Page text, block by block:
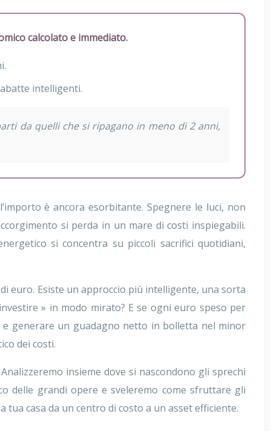
calcolato e immediato.
intelligenti.
da quelli che si ripagano in meno di 2 anni,
è ancora esorbitante. Spegnere le luci, non
si perda in un mare di costi inspiegabili.
si concentra su piccoli sacrifici quotidiani,
euro. Esiste un approccio più intelligente, una sorta
» in modo mirato? E se ogni euro speso per
generare un guadagno netto in bolletta nel minor
dei costi.
insieme dove si nascondono gli sprechi
delle grandi opere e sveleremo come sfruttare gli
casa da un centro di costo a un asset efficiente.